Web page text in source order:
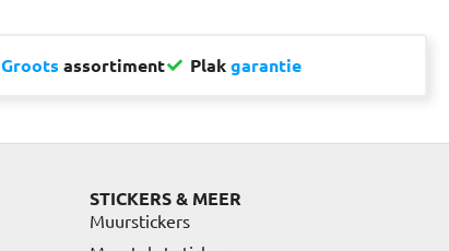
Groots assortiment Plakgarantie
STICKERS & MEER
Muurstickers